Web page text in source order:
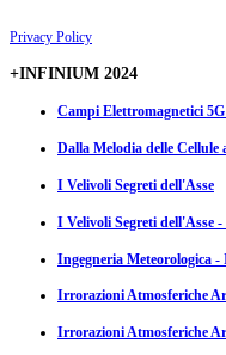
Privacy Policy
+INFINIUM 2024
Campi Elettromagnetici
Dalla Melodia delle
I Velivoli Segreti dell'Asse
I Velivoli Segreti dell'Asse -
Ingegneria Meteorologica
Irrorazioni Atmosferiche
Irrorazioni Atmosferiche